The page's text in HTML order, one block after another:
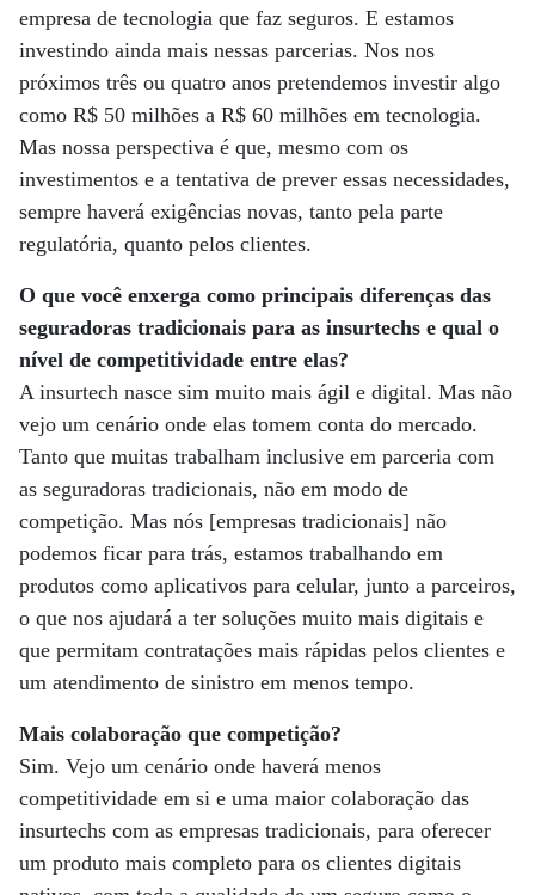
empresa de tecnologia que faz seguros. E estamos
investindo ainda mais nessas parcerias. Nos nos
próximos três ou quatro anos pretendemos investir algo
como R$ 50 milhões a R$ 60 milhões em tecnologia.
Mas nossa perspectiva é que, mesmo com os
investimentos e a tentativa de prever essas necessidades,
sempre haverá exigências novas, tanto pela parte
regulatória, quanto pelos clientes.
O que você enxerga como principais diferenças das
seguradoras tradicionais para as insurtechs e qual o
nível de competitividade entre elas?
A insurtech nasce sim muito mais ágil e digital. Mas não
vejo um cenário onde elas tomem conta do mercado.
Tanto que muitas trabalham inclusive em parceria com
as seguradoras tradicionais, não em modo de
competição. Mas nós [empresas tradicionais] não
podemos ficar para trás, estamos trabalhando em
produtos como aplicativos para celular, junto a parceiros,
o que nos ajudará a ter soluções muito mais digitais e
que permitam contratações mais rápidas pelos clientes e
um atendimento de sinistro em menos tempo.
Mais colaboração que competição?
Sim. Vejo um cenário onde haverá menos
competitividade em si e uma maior colaboração das
insurtechs com as empresas tradicionais, para oferecer
um produto mais completo para os clientes digitais